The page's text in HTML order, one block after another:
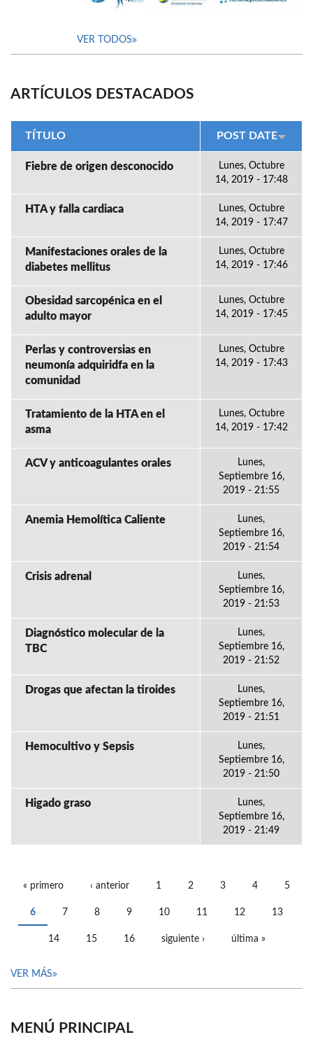
VER TODOS
ARTÍCULOS DESTACADOS
TÍTULO POST DATE
Fiebre de origen desconocido
Lunes, Octubre
14, 2019 - 17:48
HTA y falla cardiaca
Lunes, Octubre
14, 2019 - 17:47
Manifestaciones orales de la
diabetes mellitus
Lunes, Octubre
14, 2019 - 17:46
Obesidad sarcopénica en el
adulto mayor
Lunes, Octubre
14, 2019 - 17:45
Perlas y controversias en
neumonía adquiridfa en la
comunidad
Lunes, Octubre
14, 2019 - 17:43
Tratamiento de la HTA en el
asma
Lunes, Octubre
14, 2019 - 17:42
ACV y anticoagulantes orales
Lunes,
Septiembre 16,
2019 - 21:55
Anemia Hemolítica Caliente
Lunes,
Septiembre 16,
2019 - 21:54
Crisis adrenal
Lunes,
Septiembre 16,
2019 - 21:53
Diagnóstico molecular de la
TBC
Lunes,
Septiembre 16,
2019 - 21:52
Drogas que afectan la tiroides
Lunes,
Septiembre 16,
2019 - 21:51
Hemocultivo y Sepsis
Lunes,
Septiembre 16,
2019 - 21:50
Higado graso
Lunes,
Septiembre 16,
2019 - 21:49
« primero ‹ anterior 1 2 3 4 5
6 7 8 9 10 11 12 13
14 15 16 siguiente › última »
VER MÁS
MENÚ PRINCIPAL